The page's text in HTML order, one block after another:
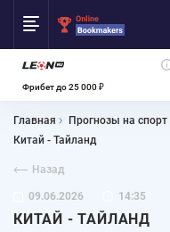
Фрибет до 25 000 ₽
Главная Прогнозы на спорт
Китай - Тайланд
Назад
09.06.2026 14:35
КИТАЙ - ТАЙЛАНД